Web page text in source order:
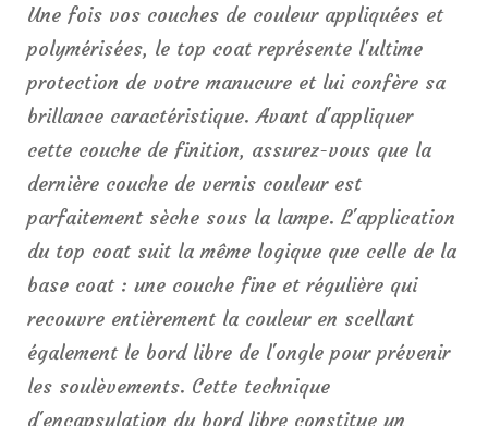
Une fois vos couches de couleur appliquées et
polymérisées, le top coat représente l'ultime
protection de votre manucure et lui confère sa
brillance caractéristique. Avant d'appliquer
cette couche de finition, assurez-vous que la
dernière couche de vernis couleur est
parfaitement sèche sous la lampe. L'application
du top coat suit la même logique que celle de la
base coat : une couche fine et régulière qui
recouvre entièrement la couleur en scellant
également le bord libre de l'ongle pour prévenir
les soulèvements. Cette technique
d'encapsulation du bord libre constitue un